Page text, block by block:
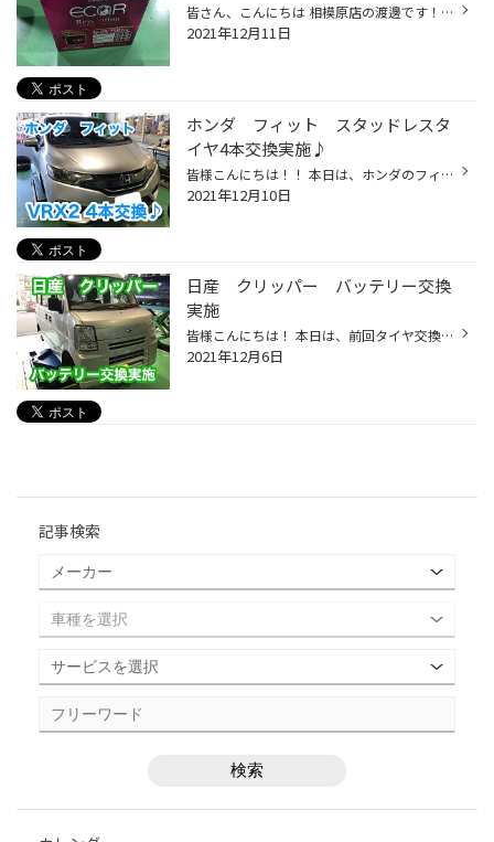
皆さん、こんにちは 相模原店の渡邊です！ 今年も1か月を切りましたね！私も相模原店へ 異動してきて1年が経つ頃になってきました！ 本当に１年があっという間に過ぎますね・・・((+_+)) 本日は日産 エクストレイルのバッテリー 交換のご紹介です。 お車がこちら♪本日はスタッドレスタイヤへの 履き...
2021年12月11日
ホンダ フィット スタッドレスタ
イヤ4本交換実施♪
皆様こんにちは！！ 本日は、ホンダのフィットにスタッドレスタイヤ交換を 実施致しましたのでご紹介させていただきます。 今回使用したタイヤは… 『ブリザック VRX2』 性能につきましてはこちらから↓ BLIZZAK VRX2 ホイールを事前に預かって新品のタイヤの交換済みです！ 後は、取り付けるだけです...
2021年12月10日
日産 クリッパー バッテリー交換
実施
皆様こんにちは！ 本日は、前回タイヤ交換を紹介した日産のクリッパーに バッテリー交換を実施致しましたのでご紹介させていただきます。 タイヤ交換時にバッテリーの状態を確認したところ テスターには、『要交換』と… 電圧が落ちていて、かなり劣化が進んでおりました。 これから、エアコン等でバ...
2021年12月6日
記事検索